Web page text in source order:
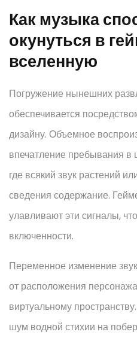
Как музыка
окунуться в
вселенную
Погружение нынешних
обеспечивается
дизайну. Объемное
впечатление пребывания в
где всякий звук растений
сведения содержание.
улавливают эти сигналы,
включенности.
Переменное изменение
от расположения
виртуальному
шум водной стихии на